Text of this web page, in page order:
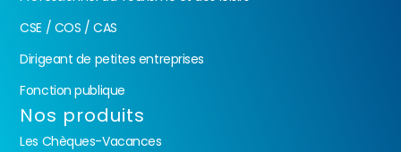
CSE / COS / CAS
Dirigeant de petites entreprises
Fonction publique
Nos produits
Les Chèques-Vacances